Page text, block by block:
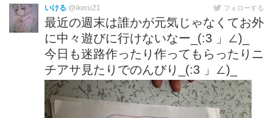
いける @ikeru21 フォローする
最近の週末は誰かが元気じゃなくてお外
に中々遊びに行けないなー_(:3 」∠)_
今日も迷路作ったり作ってもらったりニ
チアサ見たりでのんびり_(:3 」∠)_